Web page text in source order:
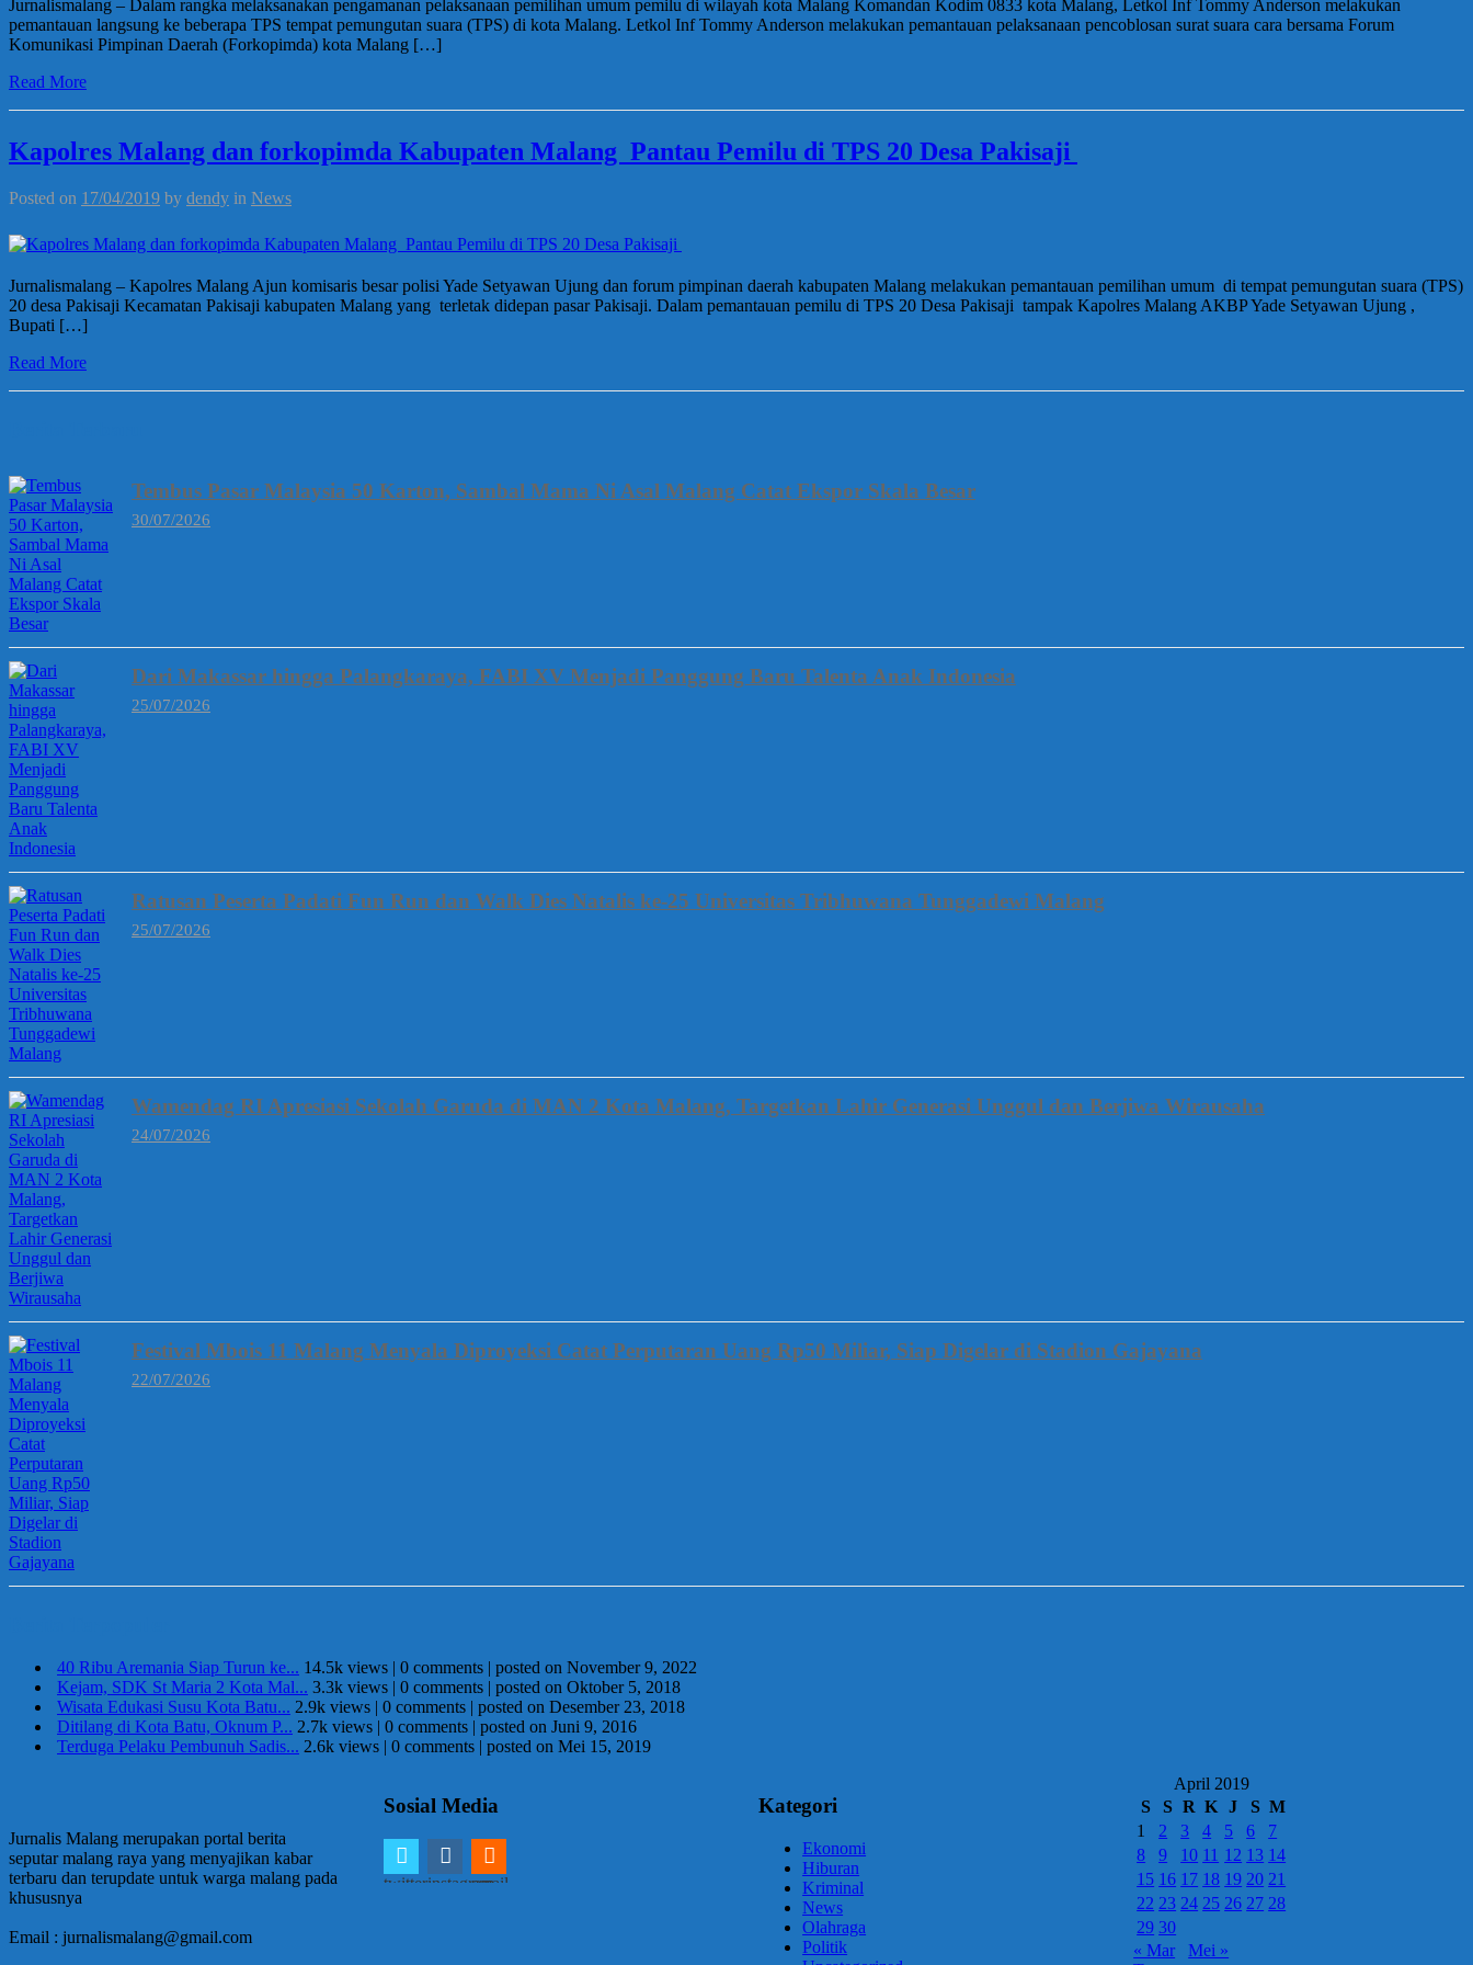
Jurnalismalang – Dalam rangka melaksanakan pengamanan pelaksanaan pemilihan umum pemilu di wilayah kota Malang Komandan Kodim 0833 kota Malang, Letkol Inf Tommy Anderson melakukan
pemantauan langsung ke beberapa TPS tempat pemungutan suara (TPS) di kota Malang. Letkol Inf Tommy Anderson melakukan pemantauan pelaksanaan pencoblosan surat suara cara bersama Forum
Komunikasi Pimpinan Daerah (Forkopimda) kota Malang […]
Read More
Kapolres Malang dan forkopimda Kabupaten Malang Pantau Pemilu di TPS 20 Desa Pakisaji
Posted on 17/04/2019 by dendy in News
Jurnalismalang – Kapolres Malang Ajun komisaris besar polisi Yade Setyawan Ujung dan forum pimpinan daerah kabupaten Malang melakukan pemantauan pemilihan umum di tempat pemungutan suara (TPS)
20 desa Pakisaji Kecamatan Pakisaji kabupaten Malang yang terletak didepan pasar Pakisaji. Dalam pemantauan pemilu di TPS 20 Desa Pakisaji tampak Kapolres Malang AKBP Yade Setyawan Ujung ,
Bupati […]
Read More
Tembus Pasar Malaysia 50 Karton, Sambal Mama Ni Asal Malang Catat Ekspor Skala Besar
30/07/2026
Dari Makassar hingga Palangkaraya, FABI XV Menjadi Panggung Baru Talenta Anak Indonesia
25/07/2026
Ratusan Peserta Padati Fun Run dan Walk Dies Natalis ke-25 Universitas Tribhuwana Tunggadewi Malang
25/07/2026
Wamendag RI Apresiasi Sekolah Garuda di MAN 2 Kota Malang, Targetkan Lahir Generasi Unggul dan Berjiwa Wirausaha
24/07/2026
Festival Mbois 11 Malang Menyala Diproyeksi Catat Perputaran Uang Rp50 Miliar, Siap Digelar di Stadion Gajayana
22/07/2026
40 Ribu Aremania Siap Turun ke... 14.5k views | 0 comments | posted on November 9, 2022
Kejam, SDK St Maria 2 Kota Mal... 3.3k views | 0 comments | posted on Oktober 5, 2018
Wisata Edukasi Susu Kota Batu... 2.9k views | 0 comments | posted on Desember 23, 2018
Ditilang di Kota Batu, Oknum P... 2.7k views | 0 comments | posted on Juni 9, 2016
Terduga Pelaku Pembunuh Sadis... 2.6k views | 0 comments | posted on Mei 15, 2019
Jurnalis Malang merupakan portal berita
seputar malang raya yang menyajikan kabar
terbaru dan terupdate untuk warga malang pada
khususnya
Email : jurnalismalang@gmail.com
Sosial Media
twitterinstagram
email
Kategori
Ekonomi
Hiburan
Kriminal
News
Olahraga
Politik
April 2019
S
S R K J S M
1
2 3 4 5 6
7
8
9 10 11 12 13 14
15 16 17 18 19 20 21
22 23 24 25 26 27 28
29 30
« Mar
Mei »